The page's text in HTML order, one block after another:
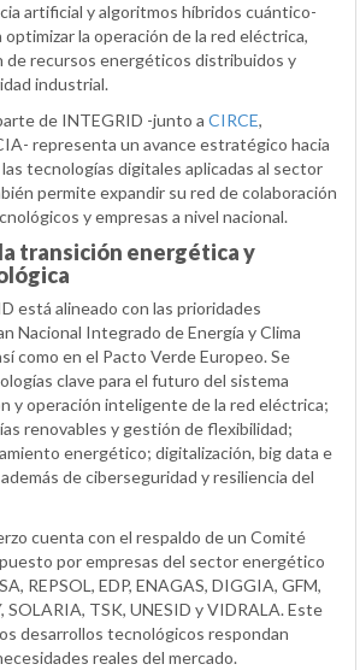
artificial y algoritmos híbridos cuántico-
la operación de la red eléctrica,
de recursos energéticos distribuidos y
industrial.
de INTEGRID -junto a CIRCE,
representa un avance estratégico hacia
tecnologías digitales aplicadas al sector
permite expandir su red de colaboración
y empresas a nivel nacional.
transición energética y
está alineado con las prioridades
Nacional Integrado de Energía y Clima
como en el Pacto Verde Europeo. Se
clave para el futuro del sistema
y operación inteligente de la red eléctrica;
renovables y gestión de flexibilidad;
energético; digitalización, big data e
de ciberseguridad y resiliencia del
cuenta con el respaldo de un Comité
por empresas del sector energético
REPSOL, EDP, ENAGAS, DIGGIA, GFM,
SOLARIA, TSK, UNESID y VIDRALA. Este
desarrollos tecnológicos respondan
reales del mercado.